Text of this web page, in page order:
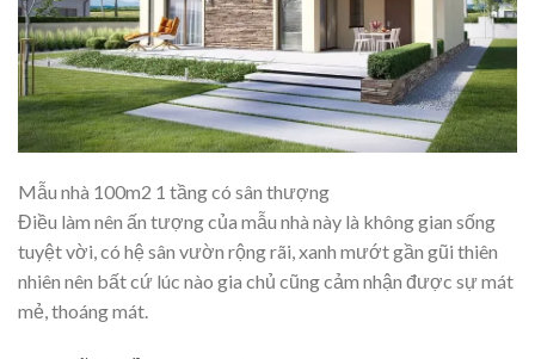
Mẫu nhà 100m2 1 tầng có sân thượng
Điều làm nên ấn tượng của mẫu nhà này là không gian sống
tuyệt vời, có hệ sân vườn rộng rãi, xanh mướt gần gũi thiên
nhiên nên bất cứ lúc nào gia chủ cũng cảm nhận được sự mát
mẻ, thoáng mát.